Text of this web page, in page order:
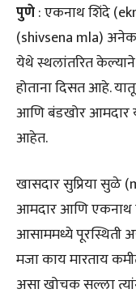
पुणे: एकनाथ शिंदे
(shivsena mla)
येथे स्थलांतरित
होताना दिसत आहे.
आणि बंडखोर आमदार
आहेत.
खासदार सुप्रिया सुळे
आमदार आणि एकनाथ
आसाममध्ये पूरस्थिती
मजा काय मारताय
असा खोचक सल्ला